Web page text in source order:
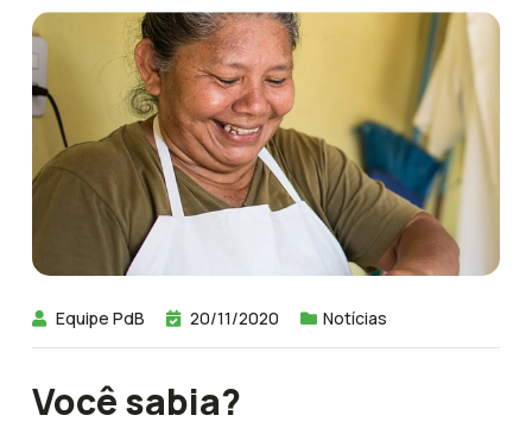
Equipe PdB 20/11/2020 Notícias
Você sabia?